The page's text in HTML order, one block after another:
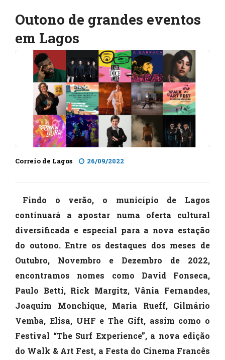
Outono de grandes eventos
em Lagos
Correio de Lagos 26/09/2022
Findo o verão, o município de Lagos
continuará a apostar numa oferta cultural
diversificada e especial para a nova estação
do outono. Entre os destaques dos meses de
Outubro, Novembro e Dezembro de 2022,
encontramos nomes como David Fonseca,
Paulo Betti, Rick Margitz, Vânia Fernandes,
Joaquim Monchique, Maria Rueff, Gilmário
Vemba, Elisa, UHF e The Gift, assim como o
Festival “The Surf Experience”, a nova edição
do Walk & Art Fest, a Festa do Cinema Francês